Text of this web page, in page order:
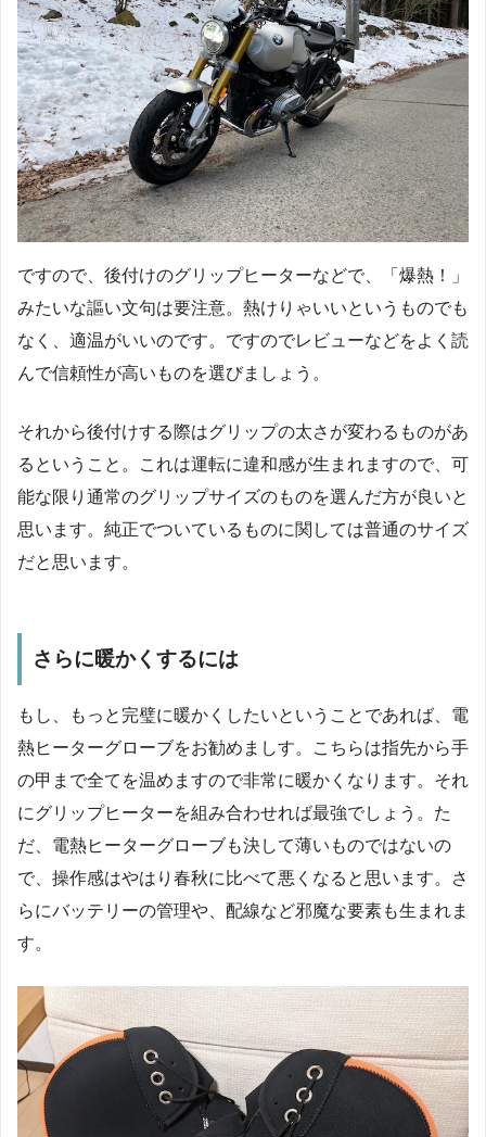
ですので、後付けのグリップヒーターなどで、「爆熱！」
みたいな謳い文句は要注意。熱けりゃいいというものでも
なく、適温がいいのです。ですのでレビューなどをよく読
んで信頼性が高いものを選びましょう。
それから後付けする際はグリップの太さが変わるものがあ
るということ。これは運転に違和感が生まれますので、可
能な限り通常のグリップサイズのものを選んだ方が良いと
思います。純正でついているものに関しては普通のサイズ
だと思います。
さらに暖かくするには
もし、もっと完璧に暖かくしたいということであれば、電
熱ヒーターグローブをお勧めましす。こちらは指先から手
の甲まで全てを温めますので非常に暖かくなります。それ
にグリップヒーターを組み合わせれば最強でしょう。た
だ、電熱ヒーターグローブも決して薄いものではないの
で、操作感はやはり春秋に比べて悪くなると思います。さ
らにバッテリーの管理や、配線など邪魔な要素も生まれま
す。